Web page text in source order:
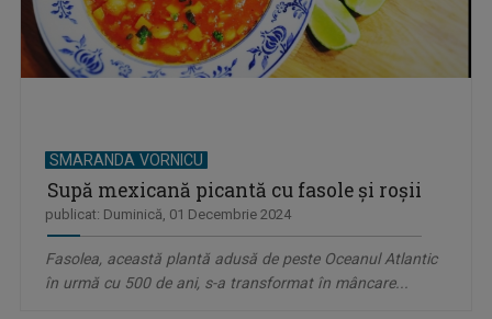
SMARANDA VORNICU
Supă mexicană picantă cu fasole şi roşii
publicat: Duminică, 01 Decembrie 2024
Fasolea, această plantă adusă de peste Oceanul Atlantic
în urmă cu 500 de ani, s-a transformat în mâncare...